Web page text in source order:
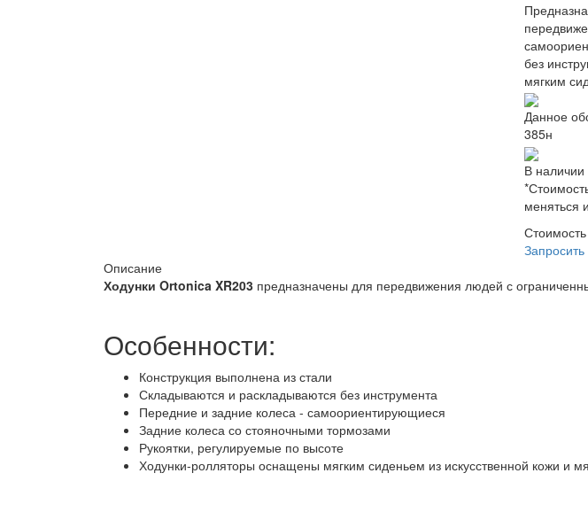
без
мягким
Данное
385н
В наличии
меняться
Описание
Ходунки Ortonica XR203 предназначены для передвижения людей с
Особенности:
Конструкция выполнена из стали
Складываются и раскладываются без инструмента
Передние и задние колеса - самоориентирующиеся
Задние колеса со стояночными тормозами
Рукоятки, регулируемые по высоте
Ходунки-ролляторы оснащены мягким сиденьем из искусственной кожи и